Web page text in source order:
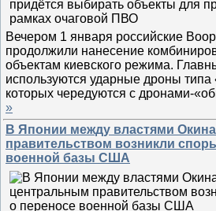
Вечером 1 января российские
продолжили нанесение
объектам киевского режима.
используются ударные дроны типа
которых чередуются с дронами-
»
В Японии между властями
правительством возникли
военной базы США